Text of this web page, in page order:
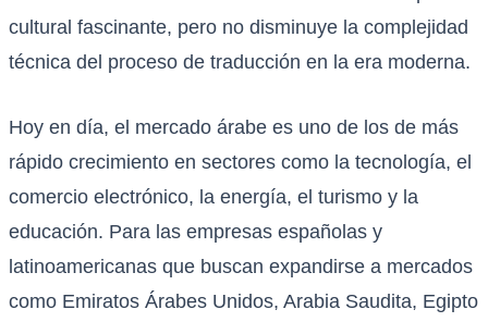
cultural fascinante, pero no disminuye la complejidad
técnica del proceso de traducción en la era moderna.
Hoy en día, el mercado árabe es uno de los de más
rápido crecimiento en sectores como la tecnología, el
comercio electrónico, la energía, el turismo y la
educación. Para las empresas españolas y
latinoamericanas que buscan expandirse a mercados
como Emiratos Árabes Unidos, Arabia Saudita, Egipto